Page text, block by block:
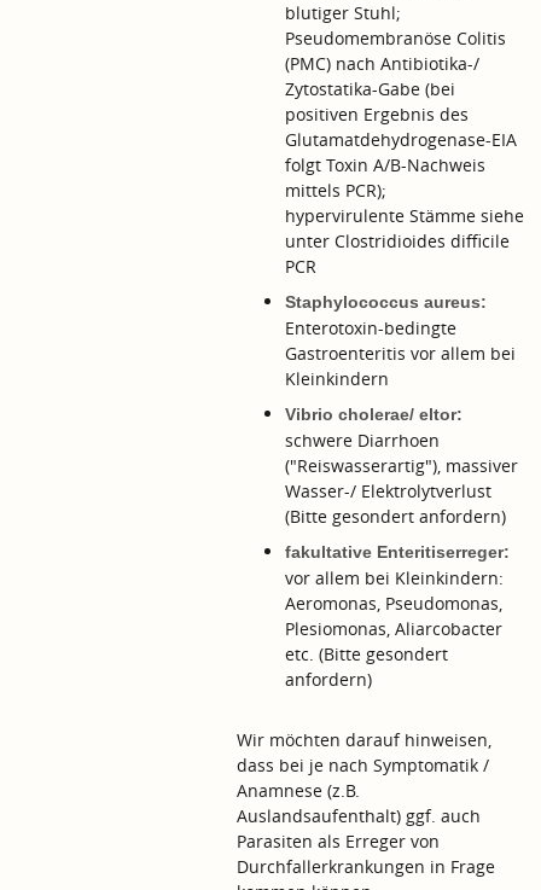
blutiger Stuhl;
Pseudomembranöse Colitis
(PMC) nach Antibiotika-/
Zytostatika-Gabe (bei
positiven Ergebnis des
Glutamatdehydrogenase-EIA
folgt Toxin A/B-Nachweis
mittels PCR);
hypervirulente Stämme siehe
unter Clostridioides difficile
PCR
Staphylococcus aureus:
Enterotoxin-bedingte
Gastroenteritis vor allem bei
Kleinkindern
Vibrio cholerae/ eltor:
schwere Diarrhoen
("Reiswasserartig"), massiver
Wasser-/ Elektrolytverlust
(Bitte gesondert anfordern)
fakultative Enteritiserreger:
vor allem bei Kleinkindern:
Aeromonas, Pseudomonas,
Plesiomonas, Aliarcobacter
etc. (Bitte gesondert
anfordern)
Wir möchten darauf hinweisen,
dass bei je nach Symptomatik /
Anamnese (z.B.
Auslandsaufenthalt) ggf. auch
Parasiten als Erreger von
Durchfallerkrankungen in Frage